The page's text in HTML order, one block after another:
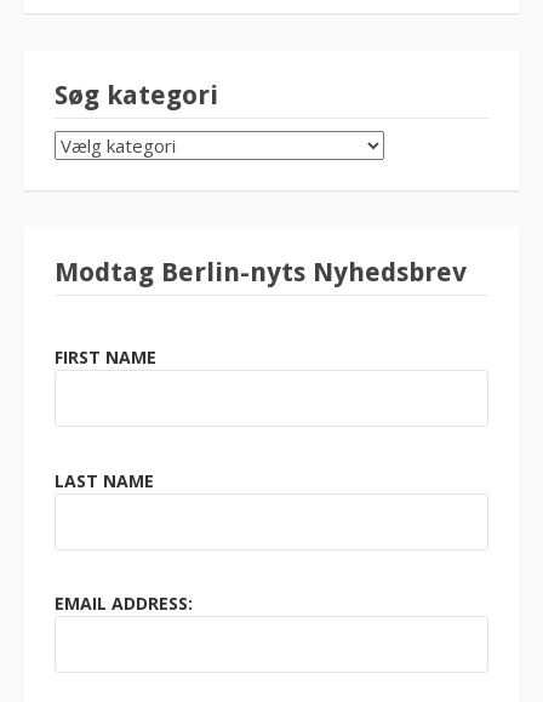
Søg kategori
SØG
KATEGORI
Modtag Berlin-nyts Nyhedsbrev
FIRST NAME
LAST NAME
EMAIL ADDRESS: